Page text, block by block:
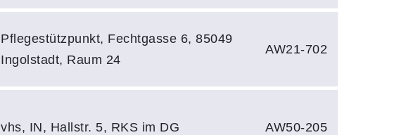
Pflegestützpunkt, Fechtgasse 6, 85049
Ingolstadt, Raum 24
AW21-702
vhs, IN, Hallstr. 5, RKS im DG AW50-205